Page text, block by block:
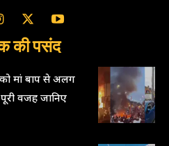
की पसंद
मां बाप से अलग
वजह जानिए